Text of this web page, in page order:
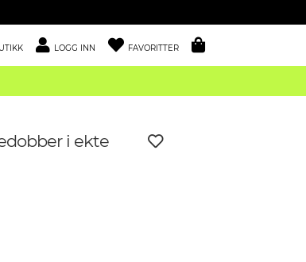
LOGG INN FAVORITTER
i ekte